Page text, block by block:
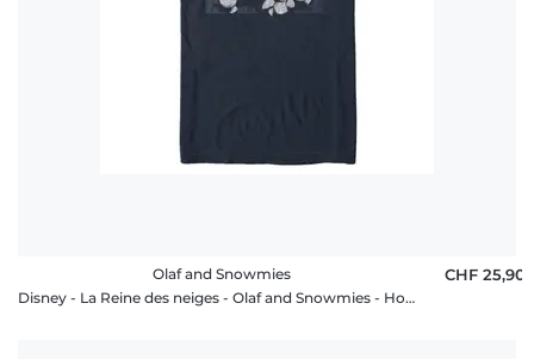
Olaf and Snowmies
Disney - La Reine des neiges - Olaf and Snowmies - Homme T-shirt
CHF 25,90